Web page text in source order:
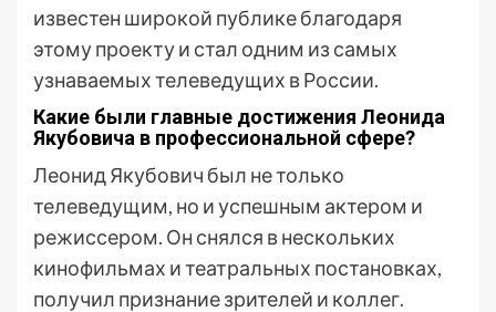
известен широкой публике благодаря
этому проекту и стал одним из самых
узнаваемых телеведущих в России.
Какие были главные достижения Леонида
Якубовича в профессиональной сфере?
Леонид Якубович был не только
телеведущим, но и успешным актером и
режиссером. Он снялся в нескольких
кинофильмах и театральных постановках,
получил признание зрителей и коллег.